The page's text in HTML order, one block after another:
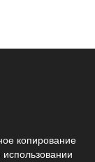
копирование